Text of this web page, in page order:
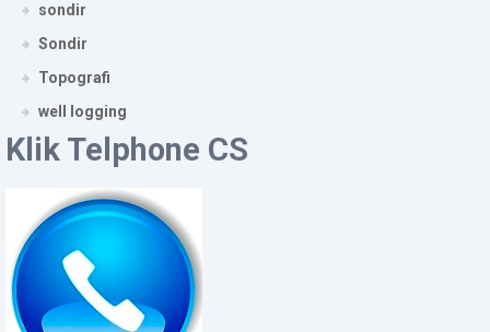
sondir
Sondir
Topografi
well logging
Klik Telphone CS